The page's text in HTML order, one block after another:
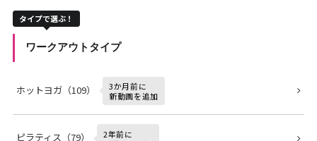
タイプで選ぶ！
ワークアウトタイプ
ホットヨガ（109）
3か月前に
新動画を追加
ピラティス（79）
2年前に